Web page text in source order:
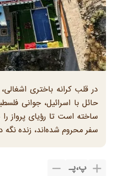
در قلب کرانه باختری
حائل با اسرائیل، جوانی
ساخته است تا رؤیای پرواز
سفر محروم شده‌اند، زنده نگه
پ،پـ